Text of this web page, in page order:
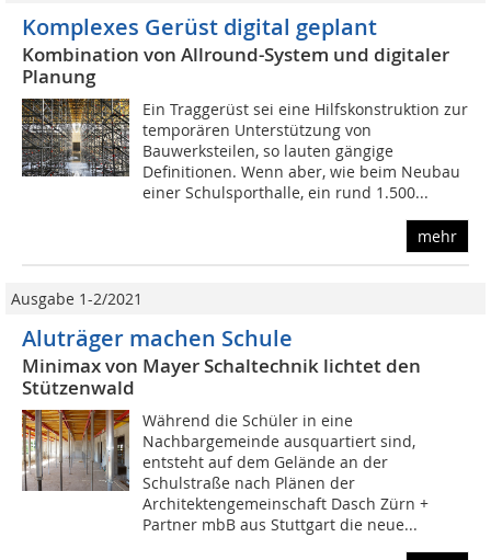
Komplexes Gerüst digital geplant
Kombination von Allround-System und digitaler
Planung
Ein Traggerüst sei eine Hilfskonstruktion zur
temporären Unterstützung von
Bauwerksteilen, so lauten gängige
Definitionen. Wenn aber, wie beim Neubau
einer Schulsporthalle, ein rund 1.500...
mehr
Ausgabe 1-2/2021
Aluträger machen Schule
Minimax von Mayer Schaltechnik lichtet den
Stützenwald
Während die Schüler in eine
Nachbargemeinde ausquartiert sind,
entsteht auf dem Gelände an der
Schulstraße nach Plänen der
Architektengemeinschaft Dasch Zürn +
Partner mbB aus Stuttgart die neue...